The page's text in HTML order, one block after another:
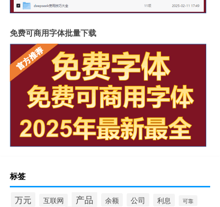
免费可商用字体批量下载
标签
万元 互联网 产品 余额 公司 利息 可靠